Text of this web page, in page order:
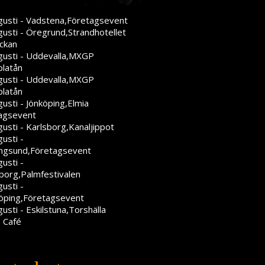
- Vadstena,Företagsevent
- Öregrund,Strandhotellet
- Uddevalla,MXGP
- Uddevalla,MXGP
- Jönköping,Elmia
- Karlsborg,Kanaljippot
-
-
-
- Eskilstuna,Torshälla